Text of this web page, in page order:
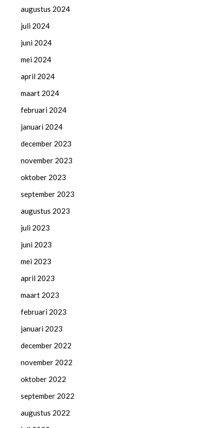
augustus 2024
juli 2024
juni 2024
mei 2024
april 2024
maart 2024
februari 2024
januari 2024
december 2023
november 2023
oktober 2023
september 2023
augustus 2023
juli 2023
juni 2023
mei 2023
april 2023
maart 2023
februari 2023
januari 2023
december 2022
november 2022
oktober 2022
september 2022
augustus 2022